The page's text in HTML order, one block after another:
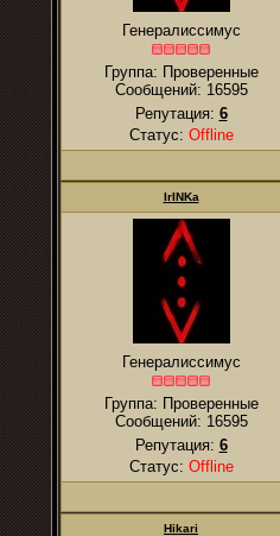
Генералиссимус
Группа: Проверенные
Сообщений: 16595
Репутация: 6
Статус: Offline
IrINKa
Генералиссимус
Группа: Проверенные
Сообщений: 16595
Репутация: 6
Статус: Offline
Hikari